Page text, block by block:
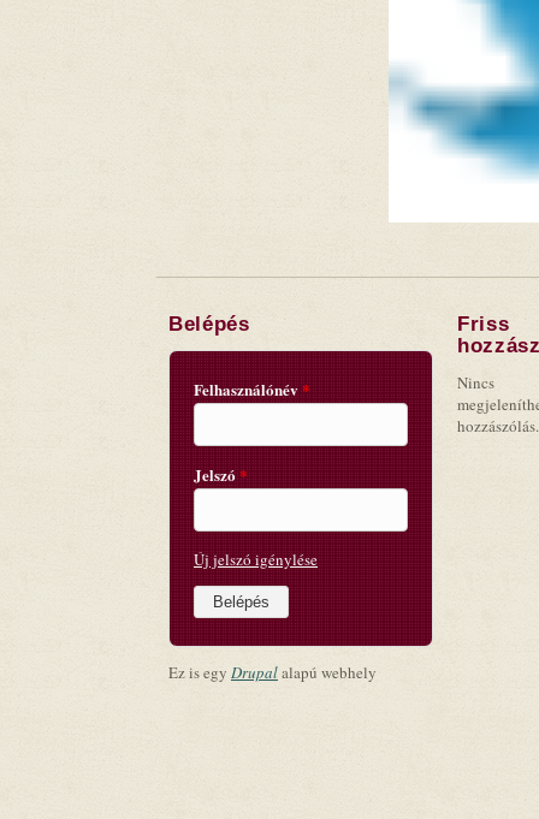
Belépés
Felhasználónév*
Jelszó*
Új jelszó igénylése
Friss
Nincs
hozzászólás.
Ez is egy Drupalalapú webhely